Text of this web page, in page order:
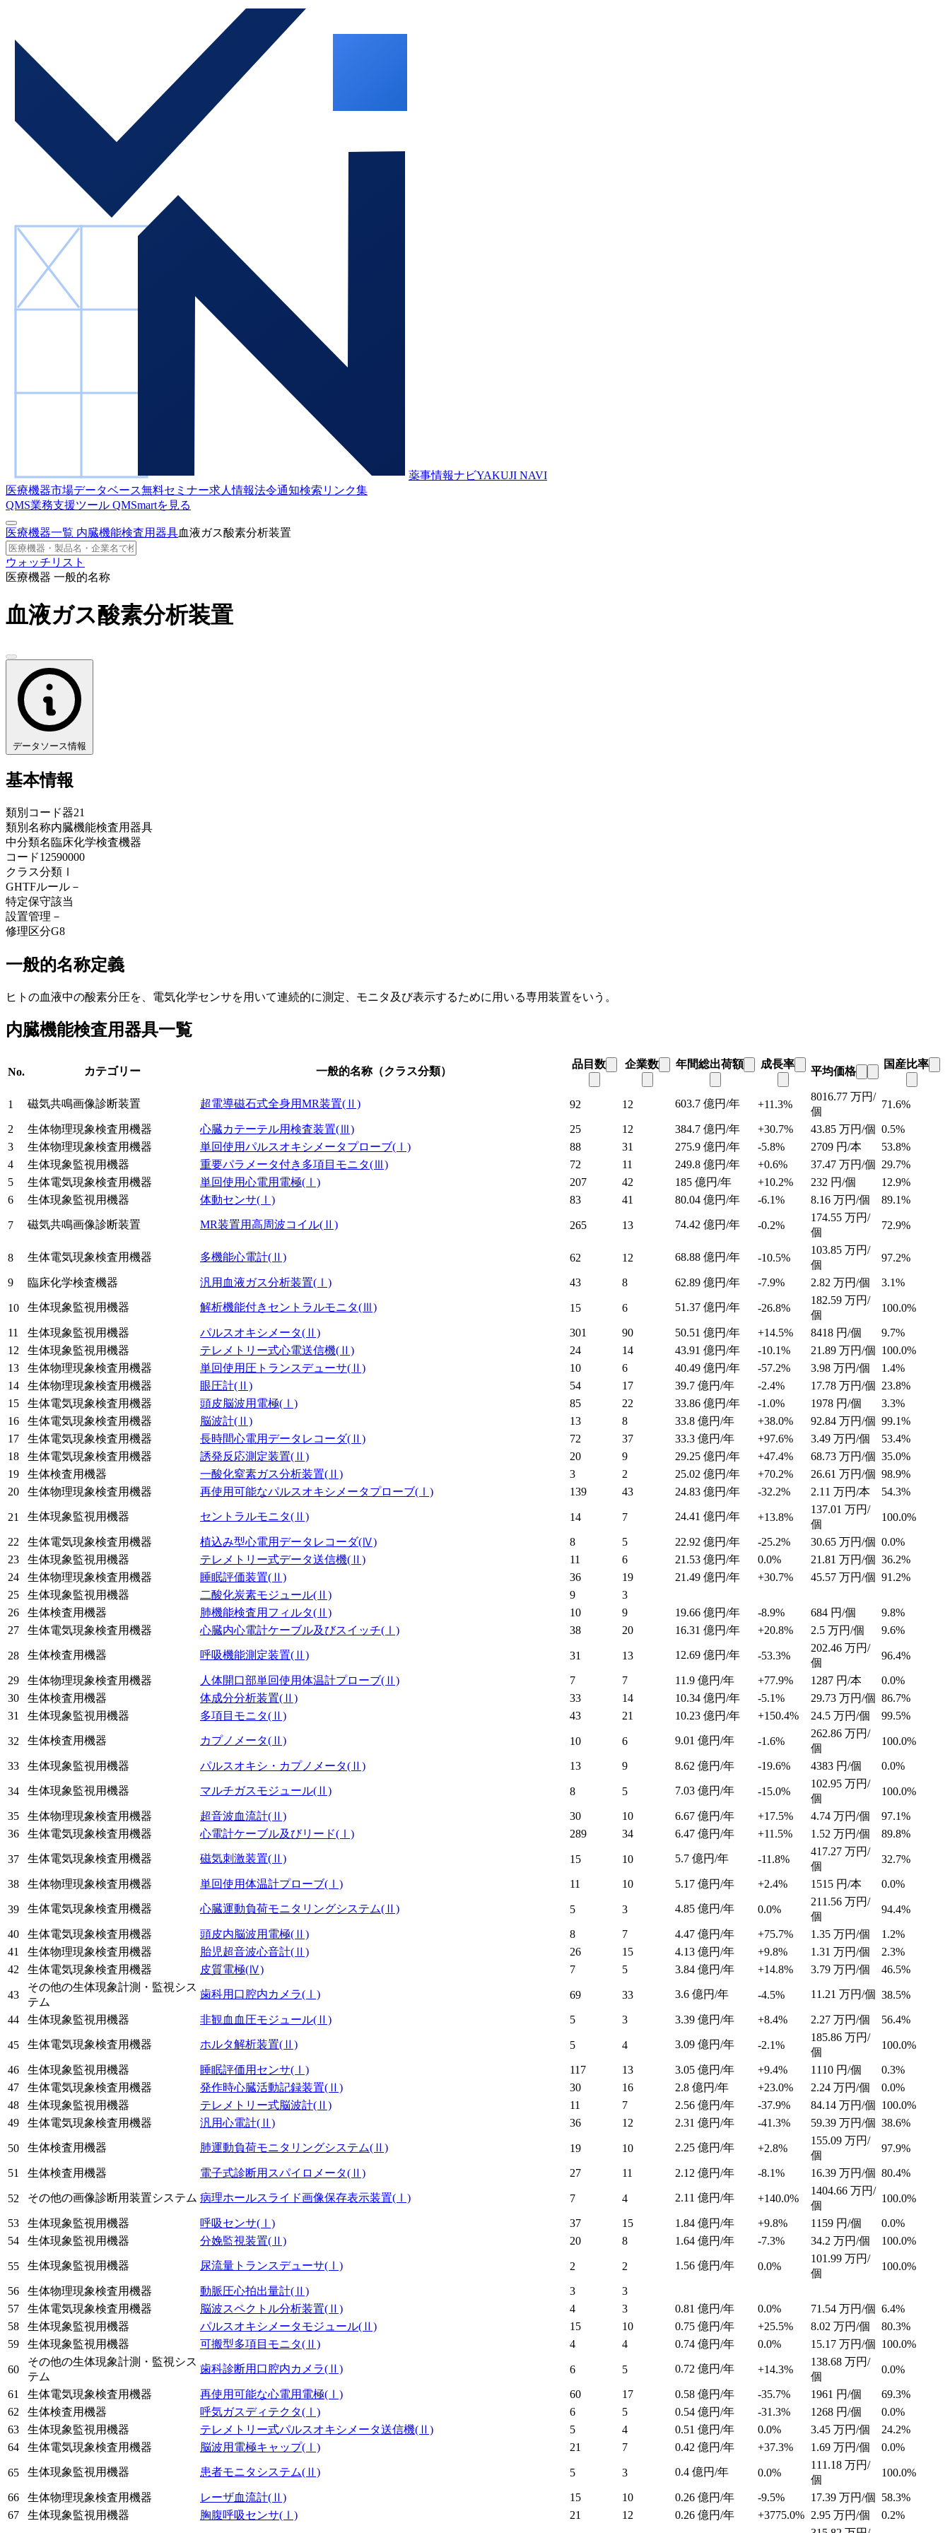
薬事情報ナビYAKUJI NAVI
医療機器市場データベース無料セミナー求人情報法令通知検索 リンク集
QMS業務支援ツール QMSmartを見る
医療機器一覧 内臓機能検査用器具血液ガス酸素分析装置
ウォッチリスト
医療機器 一般的名称
血液ガス酸素分析装置
データソース情報
基本情報
類別コード器21
類別名称内臓機能検査用器具
中分類名臨床化学検査機器
コード12590000
クラス分類 Ⅰ
GHTFルール －
特定保守該当
設置管理 －
修理区分G8
一般的名称定義
ヒトの血液中の酸素分圧を、電気化学センサを用いて連続的に測定、モニタ及び表示するために用いる専用装置をいう。
内臓機能検査用器具一覧
No. カテゴリー 一般的名称（クラス分類）
品目数 企業数 年間総出荷額 成長率
平均価格
国産比率
1 磁気共鳴画像診断装置 超電導磁石式全身用MR装置(Ⅱ) 92 12 603.7 億円/年 +11.3%
8016.77 万円/
個
71.6%
2 生体物理現象検査用機器 心臓カテーテル用検査装置(Ⅲ) 25 12 384.7 億円/年 +30.7% 43.85 万円/個 0.5%
3
生体物理現象検査用機器 単回使用パルスオキシメータプローブ(Ⅰ) 88 31 275.9 億円/年 -5.8% 2709 円/本
53.8%
4
生体現象監視用機器 重要パラメータ付き多項目モニタ(Ⅲ) 72 11 249.8 億円/年 +0.6% 37.47 万円/個 29.7%
5
生体電気現象検査用機器 単回使用心電用電極(Ⅰ) 207 42 185 億円/年 +10.2% 232 円/個
12.9%
6
生体現象監視用機器 体動センサ(Ⅰ) 83 41 80.04 億円/年 -6.1% 8.16 万円/個 89.1%
7 磁気共鳴画像診断装置 MR装置用高周波コイル(Ⅱ) 265 13 74.42 億円/年 -0.2%
174.55 万円/
個
72.9%
8 生体電気現象検査用機器 多機能心電計(Ⅱ) 62 12 68.88 億円/年 -10.5%
103.85 万円/
個
97.2%
9 臨床化学検査機器 汎用血液ガス分析装置(Ⅰ) 43 8 62.89 億円/年 -7.9% 2.82 万円/個 3.1%
10 生体現象監視用機器 解析機能付きセントラルモニタ(Ⅲ) 15 6 51.37 億円/年 -26.8%
182.59 万円/
個
100.0%
11 生体現象監視用機器 パルスオキシメータ(Ⅱ) 301 90 50.51 億円/年 +14.5% 8418 円/個
9.7%
12
生体現象監視用機器 テレメトリー式心電送信機(Ⅱ) 24 14 43.91 億円/年 -10.1% 21.89 万円/個 100.0%
13
生体物理現象検査用機器 単回使用圧トランスデューサ(Ⅱ) 10 6 40.49 億円/年 -57.2% 3.98 万円/個
1.4%
14
生体物理現象検査用機器 眼圧計(Ⅱ) 54 17 39.7 億円/年 -2.4% 17.78 万円/個 23.8%
15
生体電気現象検査用機器 頭皮脳波用電極(Ⅰ) 85 22 33.86 億円/年 -1.0% 1978 円/個
3.3%
16
生体電気現象検査用機器 脳波計(Ⅱ) 13 8 33.8 億円/年 +38.0% 92.84 万円/個 99.1%
17
生体電気現象検査用機器 長時間心電用データレコーダ(Ⅱ) 72 37 33.3 億円/年 +97.6% 3.49 万円/個
53.4%
18
生体電気現象検査用機器 誘発反応測定装置(Ⅱ) 20 9 29.25 億円/年 +47.4% 68.73 万円/個 35.0%
19
生体検査用機器 一酸化窒素ガス分析装置(Ⅱ) 3 2 25.02 億円/年 +70.2% 26.61 万円/個 98.9%
20
生体物理現象検査用機器 再使用可能なパルスオキシメータプローブ(Ⅰ) 139 43 24.83 億円/年 -32.2% 2.11 万円/本 54.3%
21 生体現象監視用機器 セントラルモニタ(Ⅱ) 14 7 24.41 億円/年 +13.8%
137.01 万円/
個
100.0%
22 生体電気現象検査用機器 植込み型心電用データレコーダ(Ⅳ) 8 5 22.92 億円/年 -25.2% 30.65 万円/個 0.0%
23
生体現象監視用機器 テレメトリー式データ送信機(Ⅱ) 11 6 21.53 億円/年 0.0% 21.81 万円/個 36.2%
24
生体物理現象検査用機器 睡眠評価装置(Ⅱ) 36 19 21.49 億円/年 +30.7% 45.57 万円/個 91.2%
25
生体現象監視用機器 二酸化炭素モジュール(Ⅱ) 9
3
26
生体検査用機器 肺機能検査用フィルタ(Ⅱ) 10 9 19.66 億円/年 -8.9% 684 円/個
9.8%
27
生体電気現象検査用機器 心臓内心電計ケーブル及びスイッチ(Ⅰ) 38 20 16.31 億円/年 +20.8% 2.5 万円/個 9.6%
28 生体検査用機器 呼吸機能測定装置(Ⅱ) 31 13 12.69 億円/年 -53.3%
202.46 万円/
個
96.4%
29 生体物理現象検査用機器 人体開口部単回使用体温計プローブ(Ⅱ) 7 7 11.9 億円/年 +77.9% 1287 円/本
0.0%
30
生体検査用機器 体成分分析装置(Ⅱ) 33 14 10.34 億円/年 -5.1% 29.73 万円/個 86.7%
31
生体現象監視用機器 多項目モニタ(Ⅱ) 43 21 10.23 億円/年 +150.4% 24.5 万円/個 99.5%
32 生体検査用機器 カプノメータ(Ⅱ) 10 6 9.01 億円/年 -1.6%
262.86 万円/
個
100.0%
33 生体現象監視用機器 パルスオキシ・カプノメータ(Ⅱ) 13 9 8.62 億円/年 -19.6% 4383 円/個 0.0%
34 生体現象監視用機器 マルチガスモジュール(Ⅱ) 8 5 7.03 億円/年 -15.0%
102.95 万円/
個
100.0%
35 生体物理現象検査用機器 超音波血流計(Ⅱ) 30 10 6.67 億円/年 +17.5% 4.74 万円/個
97.1%
36
生体電気現象検査用機器 心電計ケーブル及びリード(Ⅰ) 289 34 6.47 億円/年 +11.5% 1.52 万円/個 89.8%
37 生体電気現象検査用機器 磁気刺激装置(Ⅱ) 15 10 5.7 億円/年 -11.8%
417.27 万円/
個
32.7%
38 生体物理現象検査用機器 単回使用体温計プローブ(Ⅰ) 11 10 5.17 億円/年 +2.4% 1515 円/本 0.0%
39 生体電気現象検査用機器 心臓運動負荷モニタリングシステム(Ⅱ) 5 3 4.85 億円/年 0.0%
211.56 万円/
個
94.4%
40 生体電気現象検査用機器 頭皮内脳波用電極(Ⅱ) 8 7 4.47 億円/年 +75.7% 1.35 万円/個
1.2%
41
生体物理現象検査用機器 胎児超音波心音計(Ⅱ) 26 15 4.13 億円/年 +9.8% 1.31 万円/個
2.3%
42
生体電気現象検査用機器 皮質電極(Ⅳ) 7 5 3.84 億円/年 +14.8% 3.79 万円/個 46.5%
43
その他の生体現象計測・監視シス
テム
歯科用口腔内カメラ(Ⅰ) 69 33 3.6 億円/年 -4.5% 11.21 万円/個 38.5%
44 生体現象監視用機器 非観血血圧モジュール(Ⅱ) 5 3 3.39 億円/年 +8.4% 2.27 万円/個 56.4%
45 生体電気現象検査用機器 ホルタ解析装置(Ⅱ) 5 4 3.09 億円/年 -2.1%
185.86 万円/
個
100.0%
46 生体現象監視用機器 睡眠評価用センサ(Ⅰ) 117 13 3.05 億円/年 +9.4% 1110 円/個
0.3%
47
生体電気現象検査用機器 発作時心臓活動記録装置(Ⅱ) 30 16 2.8 億円/年 +23.0% 2.24 万円/個
0.0%
48
生体現象監視用機器 テレメトリー式脳波計(Ⅱ) 11 7 2.56 億円/年 -37.9% 84.14 万円/個 100.0%
49
生体電気現象検査用機器 汎用心電計(Ⅱ) 36 12 2.31 億円/年 -41.3% 59.39 万円/個 38.6%
50 生体検査用機器 肺運動負荷モニタリングシステム(Ⅱ) 19 10 2.25 億円/年 +2.8%
155.09 万円/
個
97.9%
51 生体検査用機器 電子式診断用スパイロメータ(Ⅱ) 27 11 2.12 億円/年 -8.1% 16.39 万円/個 80.4%
52 その他の画像診断用装置システム 病理ホールスライド画像保存表示装置(Ⅰ) 7 4 2.11 億円/年 +140.0%
1404.66 万円/
個
100.0%
53 生体現象監視用機器 呼吸センサ(Ⅰ) 37 15 1.84 億円/年 +9.8% 1159 円/個
0.0%
54
生体現象監視用機器 分娩監視装置(Ⅱ) 20 8 1.64 億円/年 -7.3% 34.2 万円/個 100.0%
55 生体現象監視用機器 尿流量トランスデューサ(Ⅰ) 2 2 1.56 億円/年 0.0%
101.99 万円/
個
100.0%
56 生体物理現象検査用機器 動脈圧心拍出量計(Ⅱ) 3
3
57
生体電気現象検査用機器 脳波スペクトル分析装置(Ⅱ) 4 3 0.81 億円/年 0.0% 71.54 万円/個 6.4%
58
生体現象監視用機器 パルスオキシメータモジュール(Ⅱ) 15 10 0.75 億円/年 +25.5% 8.02 万円/個
80.3%
59
生体現象監視用機器 可搬型多項目モニタ(Ⅱ) 4 4 0.74 億円/年 0.0% 15.17 万円/個 100.0%
60
その他の生体現象計測・監視シス
テム
歯科診断用口腔内カメラ(Ⅱ) 6 5 0.72 億円/年 +14.3%
138.68 万円/
個
0.0%
61 生体電気現象検査用機器 再使用可能な心電用電極(Ⅰ) 60 17 0.58 億円/年 -35.7% 1961 円/個
69.3%
62
生体検査用機器 呼気ガスディテクタ(Ⅰ) 6 5 0.54 億円/年 -31.3% 1268 円/個
0.0%
63
生体現象監視用機器 テレメトリー式パルスオキシメータ送信機(Ⅱ) 5 4 0.51 億円/年 0.0% 3.45 万円/個
24.2%
64
生体電気現象検査用機器 脳波用電極キャップ(Ⅰ) 21 7 0.42 億円/年 +37.3% 1.69 万円/個 0.0%
65 生体現象監視用機器 患者モニタシステム(Ⅱ) 5 3 0.4 億円/年 0.0%
111.18 万円/
個
100.0%
66 生体物理現象検査用機器 レーザ血流計(Ⅱ) 15 10 0.26 億円/年 -9.5% 17.39 万円/個 58.3%
67
生体現象監視用機器 胸腹呼吸センサ(Ⅰ) 21 12 0.26 億円/年 +3775.0% 2.95 万円/個
0.2%